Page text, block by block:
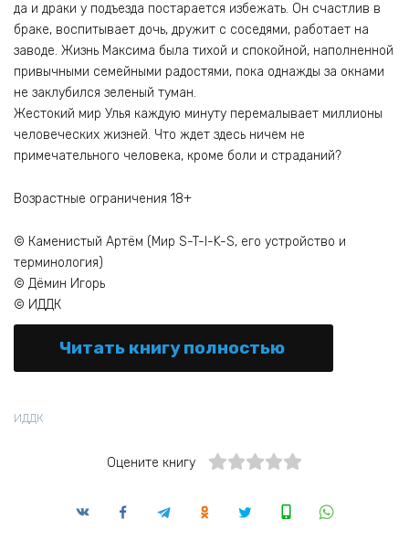
да и драки у подъезда постарается избежать. Он счастлив в
браке, воспитывает дочь, дружит с соседями, работает на
заводе. Жизнь Максима была тихой и спокойной, наполненной
привычными семейными радостями, пока однажды за окнами
не заклубился зеленый туман.
Жестокий мир Улья каждую минуту перемалывает миллионы
человеческих жизней. Что ждет здесь ничем не
примечательного человека, кроме боли и страданий?
Возрастные ограничения 18+
© Каменистый Артём (Мир S-T-I-K-S, его устройство и
терминология)
© Дёмин Игорь
© ИДДК
Читать книгу полностью
ИДДК
Оцените книгу